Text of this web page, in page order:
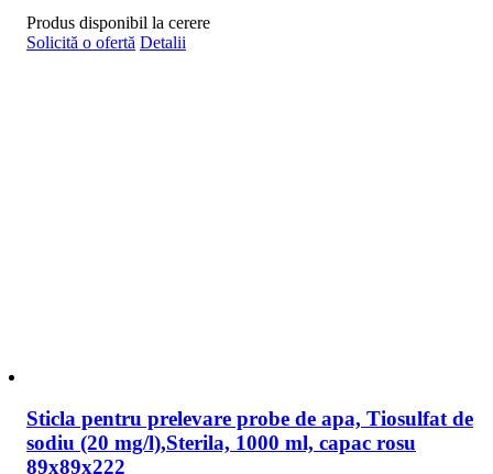
Produs disponibil la cerere
Solicită o ofertă Detalii
Sticla pentru prelevare probe de apa, Tiosulfat de
sodiu (20 mg/l),Sterila, 1000 ml, capac rosu
89x89x222